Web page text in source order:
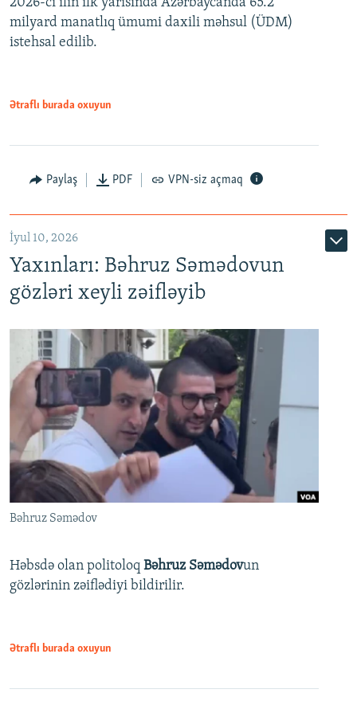
Auto 240p 360p 480p
480p
milyard manatlıq ümumi daxili məhsul (ÜDM)
istehsal edilib.
Ətraflı burada oxuyun
Paylaş PDF VPN-siz açmaq
İyul 10, 2026
Yaxınları: Bəhruz Səmədovun
gözləri xeyli zəifləyib
Bəhruz Səmədov
Həbsdə olan politoloq Bəhruz Səmədovun
gözlərinin zəiflədiyi bildirilir.
Ətraflı burada oxuyun